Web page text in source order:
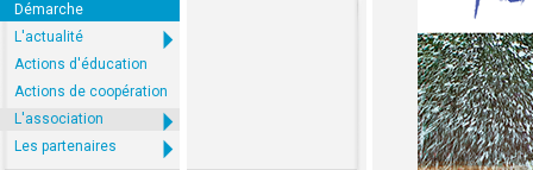
Démarche
L'actualité
Actions d'éducation
Actions de coopération
L'association
Les partenaires